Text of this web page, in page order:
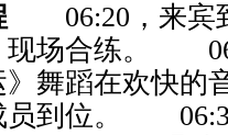
06:20 ，来
场合练。
》舞蹈在欢快的
到位。